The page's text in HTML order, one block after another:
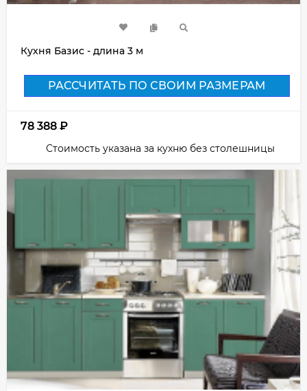
Кухня Базис - длина 3 м
РАССЧИТАТЬ ПО СВОИМ РАЗМЕРАМ
78 388 ₽
Стоимость указана за кухню без столешницы